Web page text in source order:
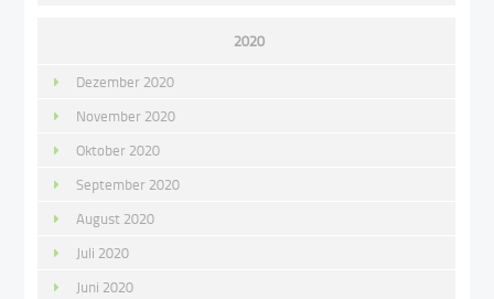
2020
Dezember 2020
November 2020
Oktober 2020
September 2020
August 2020
Juli 2020
Juni 2020